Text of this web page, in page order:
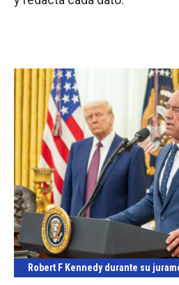
Robert F Kennedy durante su